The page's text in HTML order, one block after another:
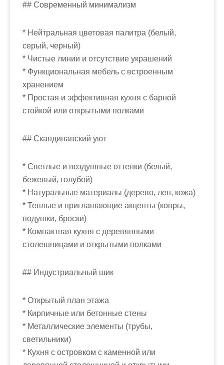
## Современный минимализм
* Нейтральная цветовая палитра (белый,
серый, черный)
* Чистые линии и отсутствие украшений
* Функциональная мебель с встроенным
хранением
* Простая и эффективная кухня с барной
стойкой или открытыми полками
## Скандинавский уют
* Светлые и воздушные оттенки (белый,
бежевый, голубой)
* Натуральные материалы (дерево, лен, кожа)
* Теплые и приглашающие акценты (ковры,
подушки, броски)
* Компактная кухня с деревянными
столешницами и открытыми полками
## Индустриальный шик
* Открытый план этажа
* Кирпичные или бетонные стены
* Металлические элементы (трубы,
светильники)
* Кухня с островком с каменной или